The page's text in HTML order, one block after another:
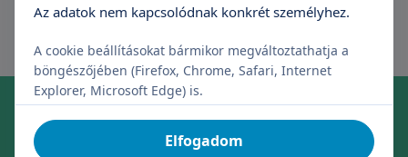
Online időpontfoglalás szakrendelésre
Foglaljon időpontot kényelmesen, néhány kattintással!
Az adatok nem kapcsolódnak konkrét személyhez.
A cookie beállításokat bármikor megváltoztathatja a
böngészőjében (Firefox, Chrome, Safari, Internet
Explorer, Microsoft Edge) is.
Elfogadom